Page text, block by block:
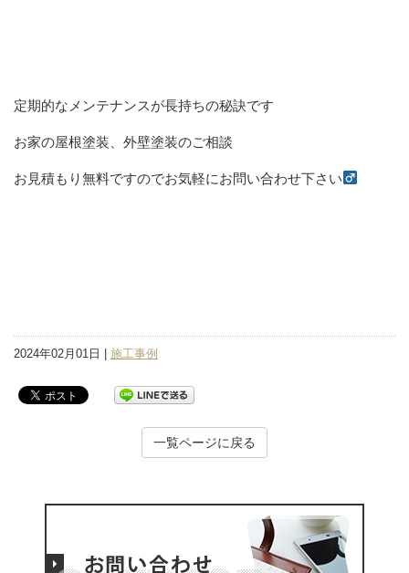
定期的なメンテナンスが長持ちの秘訣です
お家の屋根塗装、外壁塗装のご相談
お見積もり無料ですのでお気軽にお問い合わせ下さい‍‍‍
2024年02月01日 | 施工事例
一覧ページに戻る